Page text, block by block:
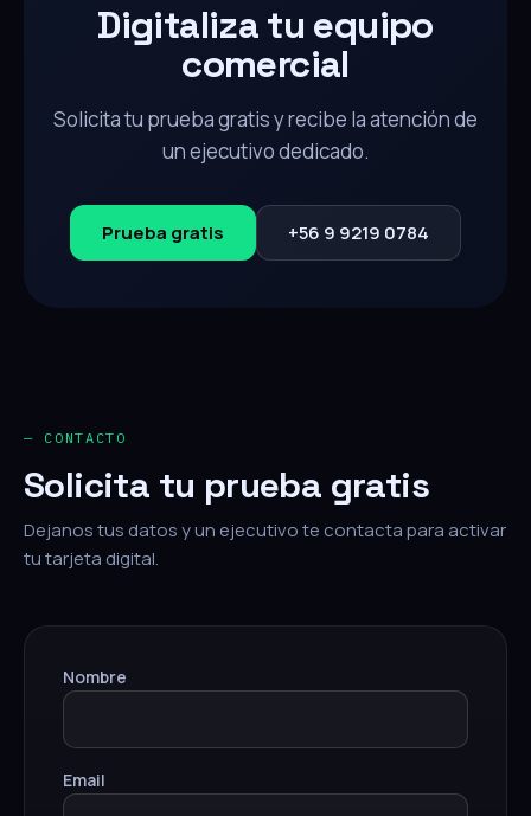
Digitaliza tu equipo
comercial
Solicita tu prueba gratis y recibe la atención de
un ejecutivo dedicado.
Prueba gratis +56 9 9219 0784
— CONTACTO
Solicita tu prueba gratis
Dejanos tus datos y un ejecutivo te contacta para activar
tu tarjeta digital.
Nombre
Email